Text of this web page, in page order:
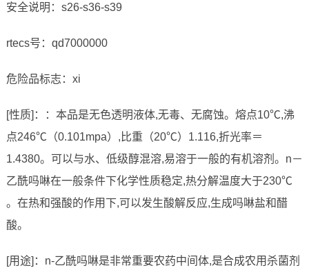
安全说明：s26-s36-s39
rtecs号：qd7000000
危险品标志：xi
[性质]：：本品是无色透明液体,无毒、无腐蚀。熔点10℃,沸
点246℃（0.101mpa）,比重（20℃）1.116,折光率＝
1.4380。可以与水、低级醇混溶,易溶于一般的有机溶剂。n－
乙酰吗啉在一般条件下化学性质稳定,热分解温度大于230℃
。在热和强酸的作用下,可以发生酸解反应,生成吗啉盐和醋
酸。
[用途]：n-乙酰吗啉是非常重要农药中间体,是合成农用杀菌剂